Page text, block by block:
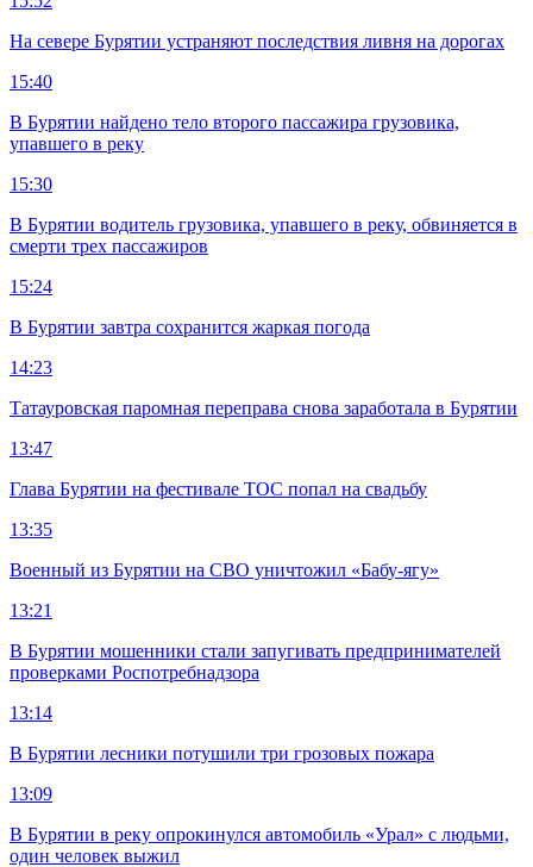
На севере Бурятии устраняют последствия ливня на дорогах
15:40
В Бурятии найдено тело второго пассажира грузовика,
упавшего в реку
15:30
В Бурятии водитель грузовика, упавшего в реку, обвиняется в
смерти трех пассажиров
15:24
В Бурятии завтра сохранится жаркая погода
14:23
Татауровская паромная переправа снова заработала в Бурятии
13:47
Глава Бурятии на фестивале ТОС попал на свадьбу
13:35
Военный из Бурятии на СВО уничтожил «Бабу-ягу»
13:21
В Бурятии мошенники стали запугивать предпринимателей
проверками Роспотребнадзора
13:14
В Бурятии лесники потушили три грозовых пожара
13:09
В Бурятии в реку опрокинулся автомобиль «Урал» с людьми,
один человек выжил